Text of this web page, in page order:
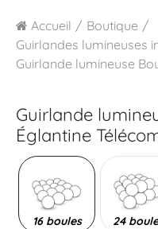
Accueil
Boutique
Guirlandes lumineuses
Guirlande lumineuse
Guirlande
Églantine
16 boules 24